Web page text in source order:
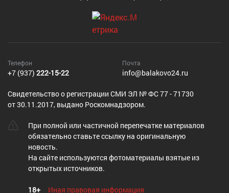
Телефон
+7 (937) 222-15-22
Почта
info@balakovo24.ru
Cвидетельство о регистрации СМИ ЭЛ № ФС 77 - 71730
от 30.11.2017, выдано Роскомнадзором.
При полной или частичной перепечатке материалов
обязательно ставьте ссылку на оригинальную
новость.
На сайте используются фотоматериалы взятые из
открытых источников.
18+ Иная правовая информация